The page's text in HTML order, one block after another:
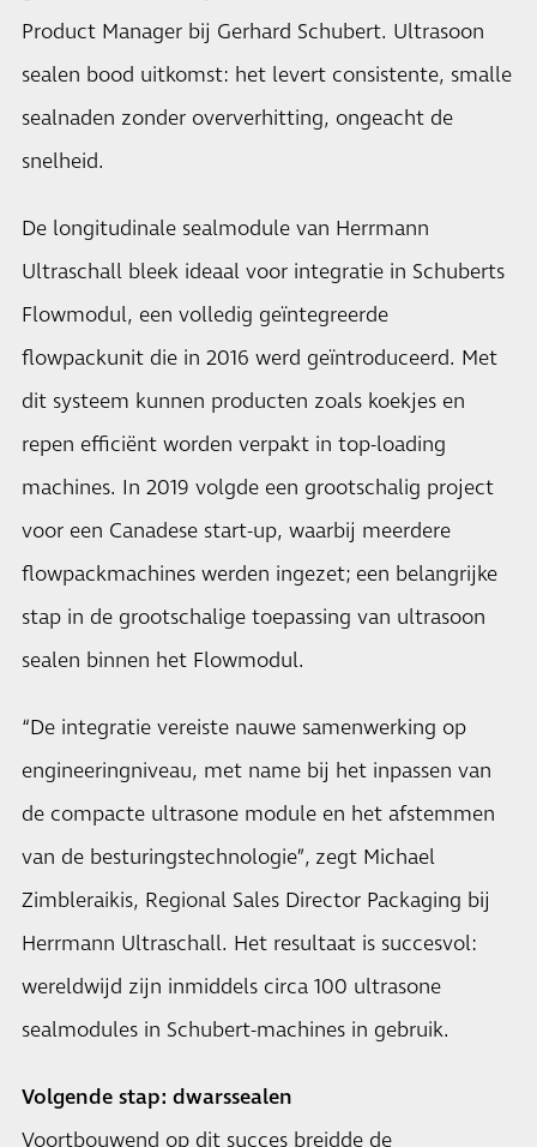
Product Manager bij Gerhard Schubert. Ultrasoon
sealen bood uitkomst: het levert consistente, smalle
sealnaden zonder oververhitting, ongeacht de
snelheid.
De longitudinale sealmodule van Herrmann
Ultraschall bleek ideaal voor integratie in Schuberts
Flowmodul, een volledig geïntegreerde
flowpackunit die in 2016 werd geïntroduceerd. Met
dit systeem kunnen producten zoals koekjes en
repen efficiënt worden verpakt in top-loading
machines. In 2019 volgde een grootschalig project
voor een Canadese start-up, waarbij meerdere
flowpackmachines werden ingezet; een belangrijke
stap in de grootschalige toepassing van ultrasoon
sealen binnen het Flowmodul.
“De integratie vereiste nauwe samenwerking op
engineeringniveau, met name bij het inpassen van
de compacte ultrasone module en het afstemmen
van de besturingstechnologie”, zegt Michael
Zimbleraikis, Regional Sales Director Packaging bij
Herrmann Ultraschall. Het resultaat is succesvol:
wereldwijd zijn inmiddels circa 100 ultrasone
sealmodules in Schubert-machines in gebruik.
Volgende stap: dwarssealen
Voortbouwend op dit succes breidde de